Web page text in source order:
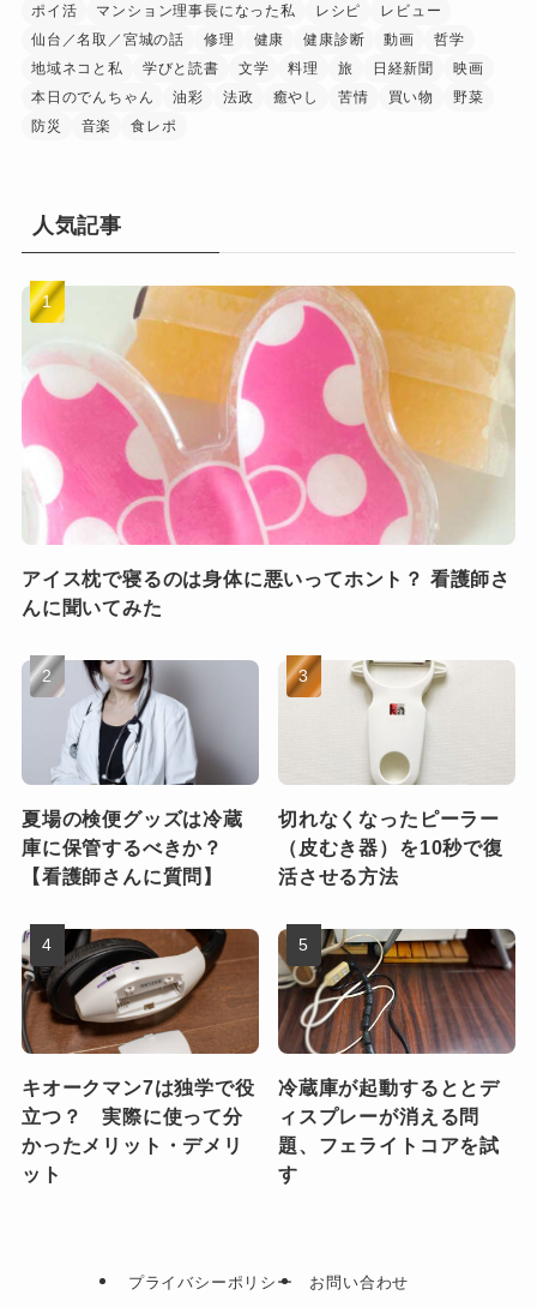
ポイ活
マンション理事長になった私 レシピ
レビュー
仙台／名取／宮城の話
修理 健康 健康診断 動画
哲学
地域ネコと私
学びと読書 文学 料理 旅 日経新聞
映画
本日のでんちゃん
油彩 法政 癒やし 苦情 買い物
野菜
防災
音楽 食レポ
人気記事
アイス枕で寝るのは身体に悪いってホント？ 看護師さ
んに聞いてみた
夏場の検便グッズは冷蔵
庫に保管するべきか？
【看護師さんに質問】
切れなくなったピーラー
（皮むき器）を10秒で復
活させる方法
キオークマン7は独学で役
立つ？ 実際に使って分
かったメリット・デメリ
ット
冷蔵庫が起動するととデ
ィスプレーが消える問
題、フェライトコアを試
す
プライバシーポリシー
お問い合わせ